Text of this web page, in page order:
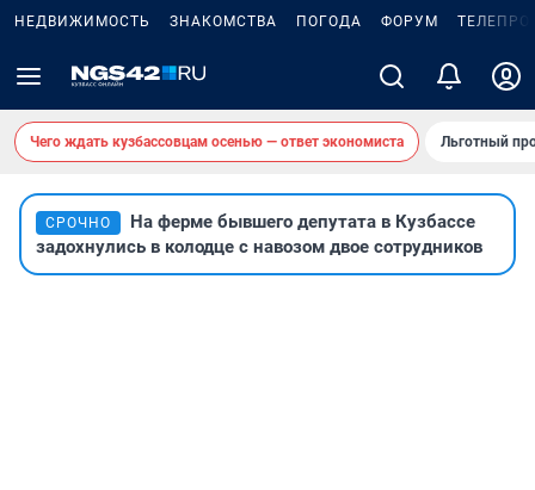
НЕДВИЖИМОСТЬ ЗНАКОМСТВА ПОГОДА ФОРУМ
Чего ждать кузбассовцам осенью — ответ экономиста Льготный
СРОЧНО
На ферме бывшего депутата в Кузбассе
задохнулись в колодце с навозом двое сотрудников